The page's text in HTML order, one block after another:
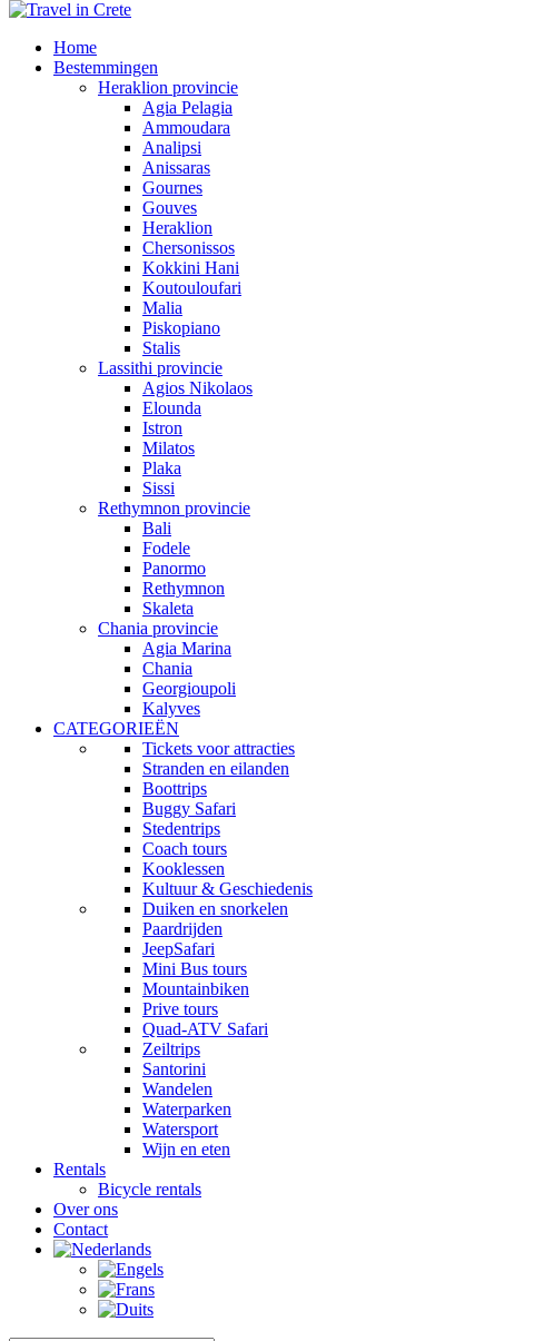
Home
Bestemmingen
Heraklion provincie
Agia Pelagia
Ammoudara
Analipsi
Anissaras
Gournes
Gouves
Heraklion
Chersonissos
Kokkini Hani
Koutouloufari
Malia
Piskopiano
Stalis
Lassithi provincie
Agios Nikolaos
Elounda
Istron
Milatos
Plaka
Sissi
Rethymnon provincie
Bali
Fodele
Panormo
Rethymnon
Skaleta
Chania provincie
Agia Marina
Chania
Georgioupoli
Kalyves
CATEGORIEËN
Tickets voor attracties
Stranden en eilanden
Boottrips
Buggy Safari
Stedentrips
Coach tours
Kooklessen
Kultuur & Geschiedenis
Duiken en snorkelen
Paardrijden
JeepSafari
Mini Bus tours
Mountainbiken
Prive tours
Quad-ATV Safari
Zeiltrips
Santorini
Wandelen
Waterparken
Watersport
Wijn en eten
Rentals
Bicycle rentals
Over ons
Contact